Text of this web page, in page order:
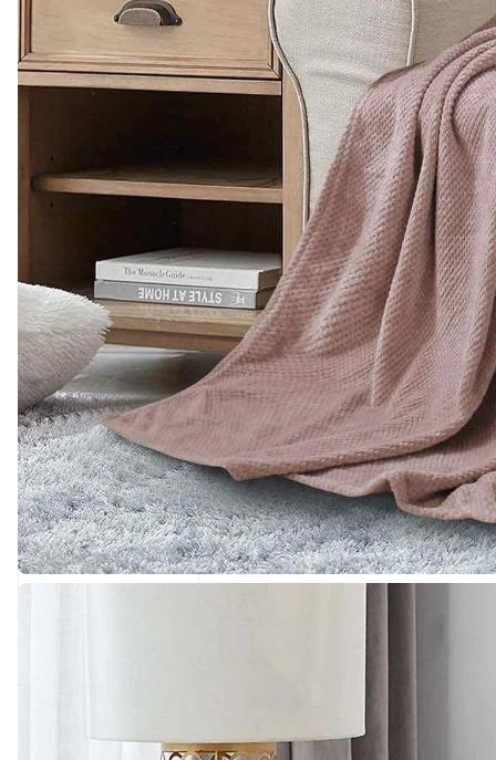
3 145 ₽
Блэкаут+Рогожка 2
полотна
0 Есть в наличии
Подробнее